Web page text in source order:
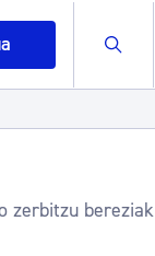
Buscar
zerbitzu bereziak